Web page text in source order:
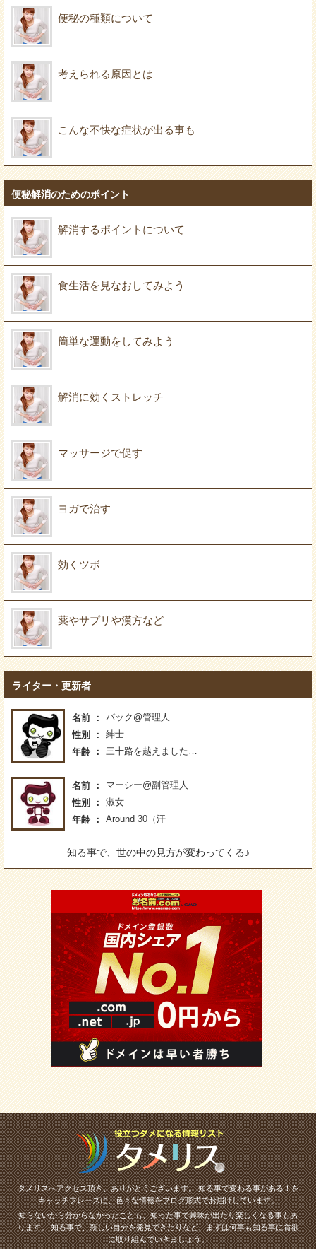
便秘の種類について
考えられる原因とは
こんな不快な症状が出る事も
便秘解消のためのポイント
解消するポイントについて
食生活を見なおしてみよう
簡単な運動をしてみよう
解消に効くストレッチ
マッサージで促す
ヨガで治す
効くツボ
薬やサプリや漢方など
ライター・更新者
名前
パック@管理人
性別
紳士
年齢
三十路を越えました…
名前
マーシー@副管理人
性別
淑女
年齢
Around 30（汗
知る事で、世の中の見方が変わってくる♪
タメリスへアクセス頂き、ありがとうございます。知る事で変わる事がある！を
キャッチフレーズに、色々な情報をブログ形式でお届けしています。
知らないから分からなかったことも、知った事で興味が出たり楽しくなる事もあ
ります。知る事で、新しい自分を発見できたりなど、まずは何事も知る事に貪欲
に取り組んでいきましょう。